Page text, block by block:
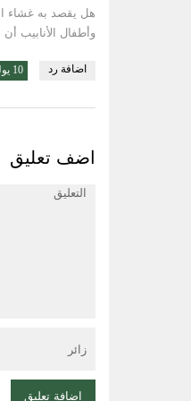
هل يقصد به غشاء
وأطفال الأنابيب أن
اضافة رد 10 يوليو، 2025
اضف تعليق